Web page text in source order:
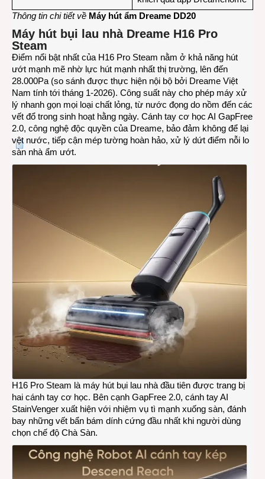
Thông tin chi tiết về Máy hút ẩm Dreame DD20
Máy hút bụi lau nhà Dreame H16 Pro
Steam
Điểm nổi bật nhất của H16 Pro Steam nằm ở khả năng hút
ướt mạnh mẽ nhờ lực hút mạnh nhất thị trường, lên đến
28.000Pa (so sánh được thực hiện nội bộ bởi Dreame Việt
Nam tính tới tháng 1-2026). Công suất này cho phép máy xử
lý nhanh gọn mọi loại chất lỏng, từ nước đọng do nồm đến các
vết đổ trong sinh hoạt hằng ngày. Cánh tay cơ học AI GapFree
2.0, công nghệ độc quyền của Dreame, bảo đảm không để lại
vệt nước, tiếp cận mép tường hoàn hảo, xử lý dứt điểm nỗi lo
sàn nhà ẩm ướt.
H16 Pro Steam là máy hút bụi lau nhà đầu tiên được trang bị
hai cánh tay cơ học. Bên cạnh GapFree 2.0, cánh tay AI
StainVenger xuất hiện với nhiệm vụ tì mạnh xuống sàn, đánh
bay những vết bẩn bám dính cứng đầu nhất khi người dùng
chọn chế độ Chà Sàn.